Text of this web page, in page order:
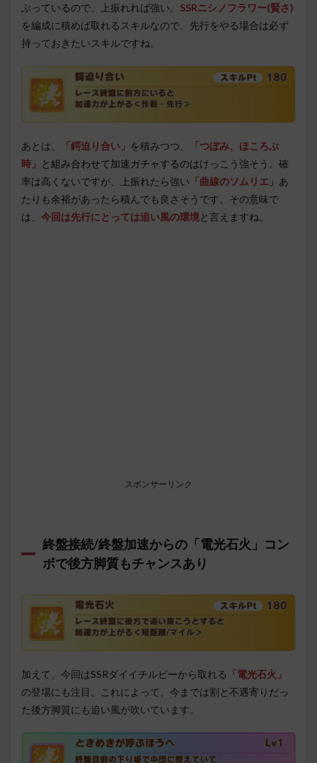
ぶっているので、上振れれば強い。 SSRニシノフラワー(賢さ)
を編成に積めば取れるスキルなので、先行をやる場合は必ず
持っておきたいスキルですね。
あとは、 「鍔迫り合い」 を積みつつ、
「つぼみ、ほころぶ
時」 と組み合わせて加速ガチャするのはけっこう強そう。確
率は高くないですが、上振れたら強い 「曲線のソムリエ」 あ
たりも余裕があったら積んでも良さそうです。その意味で
は、 今回は先行にとっては追い風の環境と言えますね。
スポンサーリンク
終盤接続/終盤加速からの「電光石火」コン
ボで後方脚質もチャンスあり
加えて、今回はSSRダイイチルビーから取れる 「電光石火」
の登場にも注目。これによって、今までは割と不遇寄りだっ
た後方脚質にも追い風が吹いています。